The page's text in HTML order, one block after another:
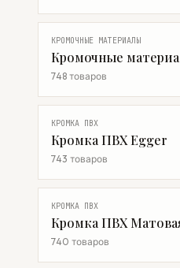
КРОМОЧНЫЕ МАТЕРИАЛЫ
Кромочные
748 товаров
КРОМКА ПВХ
Кромка ПВХ Egger
743 товаров
КРОМКА ПВХ
Кромка ПВХ
740 товаров